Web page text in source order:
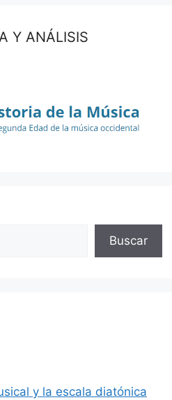
Y ANÁLISIS
Buscar
y la escala diatónica